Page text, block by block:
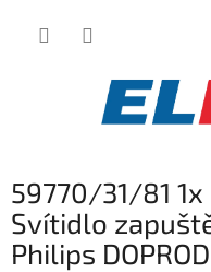
59770/31/81
Svítidlo
Philips